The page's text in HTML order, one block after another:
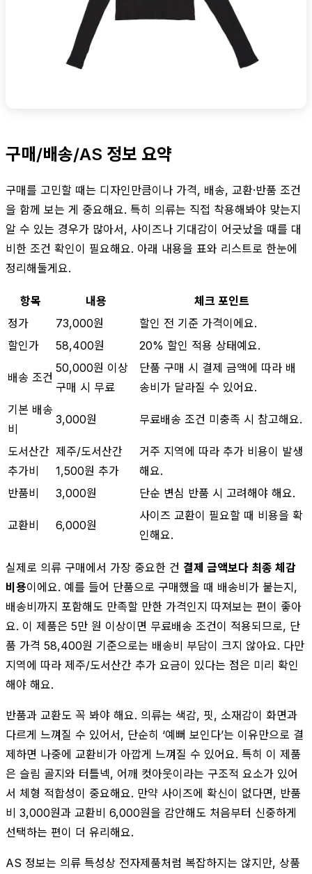
구매/배송/AS 정보 요약
구매를 고민할 때는 디자인만큼이나 가격, 배송, 교환·반품 조건
을 함께 보는 게 중요해요. 특히 의류는 직접 착용해봐야 맞는지
알 수 있는 경우가 많아서, 사이즈나 기대감이 어긋났을 때를 대
비한 조건 확인이 필요해요. 아래 내용을 표와 리스트로 한눈에
정리해둘게요.
항목 내용
체크 포인트
정가
73,000원
할인 전 기준 가격이에요.
할인가
58,400원 20% 할인 적용 상태예요.
배송 조건
50,000원 이상
구매 시 무료
단품 구매 시 결제 금액에 따라 배
송비가 달라질 수 있어요.
기본 배송
비
3,000원 무료배송 조건 미충족 시 참고해요.
도서산간
추가비
제주/도서산간
1,500원 추가
거주 지역에 따라 추가 비용이 발생
해요.
반품비
3,000원 단순 변심 반품 시 고려해야 해요.
교환비 6,000원
사이즈 교환이 필요할 때 비용을 확
인해요.
실제로 의류 구매에서 가장 중요한 건 결제 금액보다 최종 체감
비용이에요. 예를 들어 단품으로 구매했을 때 배송비가 붙는지,
배송비까지 포함해도 만족할 만한 가격인지 따져보는 편이 좋아
요. 이 제품은 5만 원 이상이면 무료배송 조건이 적용되므로, 단
품 가격 58,400원 기준으로는 배송비 부담이 크지 않아요. 다만
지역에 따라 제주/도서산간 추가 요금이 있다는 점은 미리 확인
해야 해요.
반품과 교환도 꼭 봐야 해요. 의류는 색감, 핏, 소재감이 화면과
다르게 느껴질 수 있어서, 단순히 ‘예뻐 보인다’는 이유만으로 결
제하면 나중에 교환비가 아깝게 느껴질 수 있어요. 특히 이 제품
은 슬림 골지와 터틀넥, 어깨 컷아웃이라는 구조적 요소가 있어
서 체형 적합성이 중요해요. 만약 사이즈에 확신이 없다면, 반품
비 3,000원과 교환비 6,000원을 감안해도 처음부터 신중하게
선택하는 편이 더 유리해요.
AS 정보는 의류 특성상 전자제품처럼 복잡하지는 않지만, 상품